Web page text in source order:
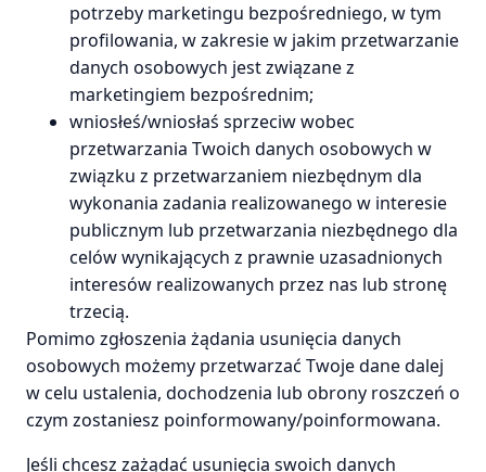
potrzeby marketingu bezpośredniego, w tym
profilowania, w zakresie w jakim przetwarzanie
danych osobowych jest związane z
marketingiem bezpośrednim;
wniosłeś/wniosłaś sprzeciw wobec
przetwarzania Twoich danych osobowych w
związku z przetwarzaniem niezbędnym dla
wykonania zadania realizowanego w interesie
publicznym lub przetwarzania niezbędnego dla
celów wynikających z prawnie uzasadnionych
interesów realizowanych przez nas lub stronę
trzecią.
Pomimo zgłoszenia żądania usunięcia danych
osobowych możemy przetwarzać Twoje dane dalej
w celu ustalenia, dochodzenia lub obrony roszczeń o
czym zostaniesz poinformowany/poinformowana.
Jeśli chcesz zażądać usunięcia swoich danych